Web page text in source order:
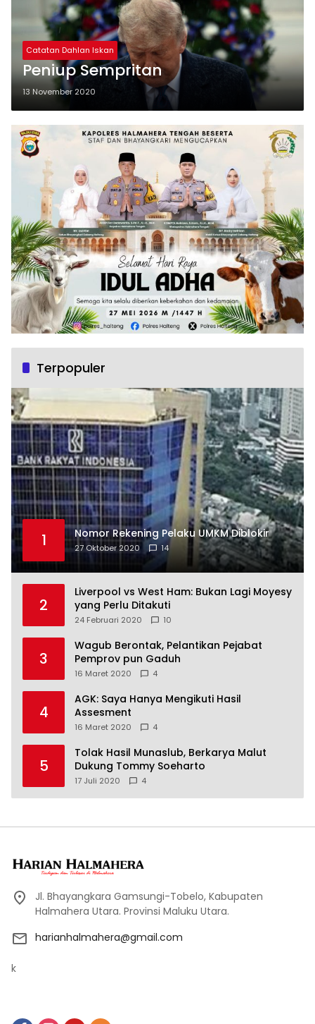
Catatan Dahlan Iskan
Peniup Sempritan
13 November 2020
Terpopuler
1 Nomor Rekening Pelaku UMKM Diblokir
27 Oktober 2020 14
2
Liverpool vs West Ham: Bukan Lagi Moyesy
yang Perlu Ditakuti
24 Februari 2020 10
3
Wagub Berontak, Pelantikan Pejabat
Pemprov pun Gaduh
16 Maret 2020 4
4
AGK: Saya Hanya Mengikuti Hasil
Assesment
16 Maret 2020 4
5
Tolak Hasil Munaslub, Berkarya Malut
Dukung Tommy Soeharto
17 Juli 2020 4
Jl. Bhayangkara Gamsungi-Tobelo, Kabupaten
Halmahera Utara. Provinsi Maluku Utara.
harianhalmahera@gmail.com
k